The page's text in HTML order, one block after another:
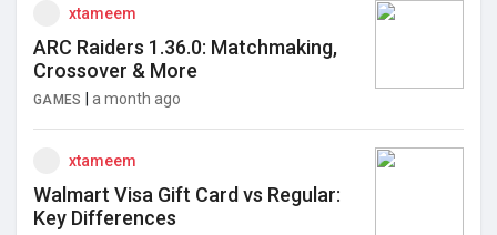
xtameem
ARC Raiders 1.36.0: Matchmaking,
Crossover & More
GAMES a month ago
xtameem
Walmart Visa Gift Card vs Regular:
Key Differences